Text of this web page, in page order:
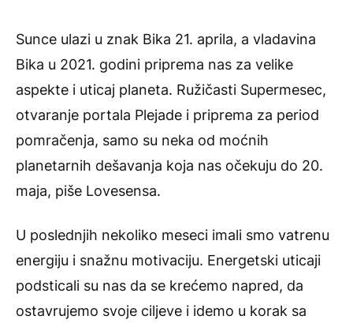
Sunce ulazi u znak Bika 21. aprila, a vladavina
Bika u 2021. godini priprema nas za velike
aspekte i uticaj planeta. Ružičasti Supermesec,
otvaranje portala Plejade i priprema za period
pomračenja, samo su neka od moćnih
planetarnih dešavanja koja nas očekuju do 20.
maja, piše Lovesensa.
U poslednjih nekoliko meseci imali smo vatrenu
energiju i snažnu motivaciju. Energetski uticaji
podsticali su nas da se krećemo napred, da
ostavrujemo svoje ciljeve i idemo u korak sa